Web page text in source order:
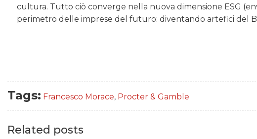
cultura. Tutto ciò converge nella nuova dimensione ESG
perimetro delle imprese del futuro: diventando artefici del
Tags: Francesco Morace, Procter & Gamble
Related posts